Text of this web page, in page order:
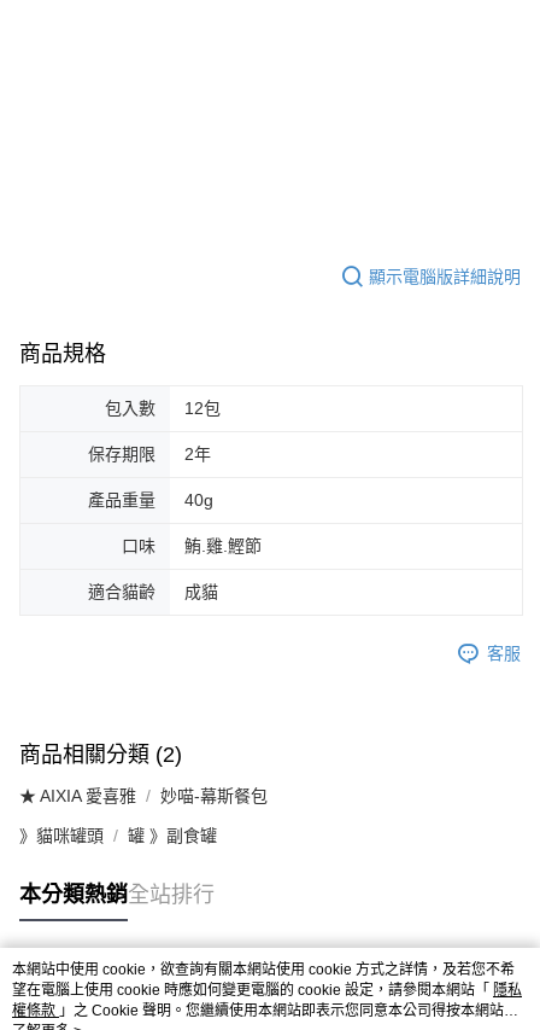
顯示電腦版詳細說明
商品規格
包入數 12包
保存期限 2年
產品重量 40g
口味 鮪.雞.鰹節
適合貓齡 成貓
客服
商品相關分類 (2)
★ AIXIA 愛喜雅 妙喵-幕斯餐包
》貓咪罐頭 罐 》副食罐
本分類熱銷全站排行
熱門標籤
本網站中使用 cookie，欲查詢有關本網站使用 cookie 方式之詳情，及若您不希
望在電腦上使用 cookie 時應如何變更電腦的 cookie 設定，請參閱本網站「 隱私
權條款 」之 Cookie 聲明。您繼續使用本網站即表示您同意本公司得按本網站使